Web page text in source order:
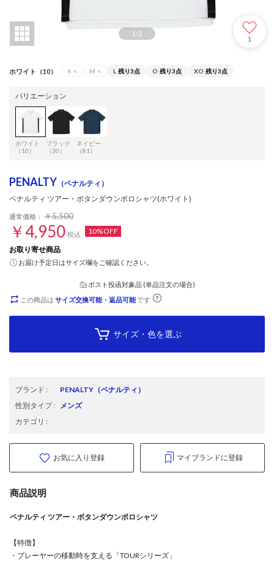
1/2
1
ホワイト（10） S × M × L 残り3点 O 残り3点 XO 残り3点
バリエーション
ホワイト
（10）
ブラック
（30）
ネイビー
（81）
PENALTY （ペナルティ）
ペナルティ ツアー・ボタンダウンポロシャツ(ホワイト)
通常価格： ￥5,500
￥4,950 税込
10%OFF
お取り寄せ商品
お届け予定日はサイズ欄をご確認ください。
ポスト投函対象品 (単品注文の場合)
この商品は サイズ交換可能・返品可能です
サイズ・色を選ぶ
ブランド : PENALTY （ペナルティ）
性別タイプ: メンズ
カテゴリ :
お気に入り登録 マイブランドに登録
商品説明
ペナルティ ツアー・ボタンダウンポロシャツ
【特徴】
・プレーヤーの移動時を支える「TOURシリーズ」